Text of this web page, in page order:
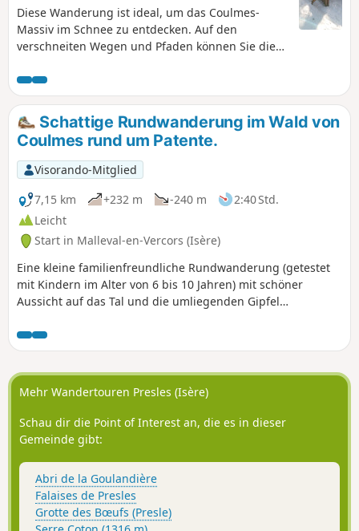
Diese Wanderung ist ideal, um das Coulmes-
Massiv im Schnee zu entdecken. Auf den
verschneiten Wegen und Pfaden können Sie die
Sie den schönen Wald auf den Waldwegen und
Pfaden.
Schattige Rundwanderung im Wald von
Coulmes rund um Patente.
Visorando-Mitglied
7,15 km
+232 m -240 m
2:40 Std.
Leicht
Start in Malleval-en-Vercors (Isère)
Eine kleine familienfreundliche Rundwanderung (getestet
mit Kindern im Alter von 6 bis 10 Jahren) mit schöner
Aussicht auf das Tal und die umliegenden Gipfel
beschattet und kühl. Viele Blumen und Schmetterlinge
sowie Erdbeeren und Waldhimbeeren zur richtigen
Jahreszeit.
Mehr Wandertouren Presles (Isère)
Schau dir die Point of Interest an, die es in dieser
Gemeinde gibt:
Abri de la Goulandière
Falaises de Presles
Grotte des Bœufs (Presle)